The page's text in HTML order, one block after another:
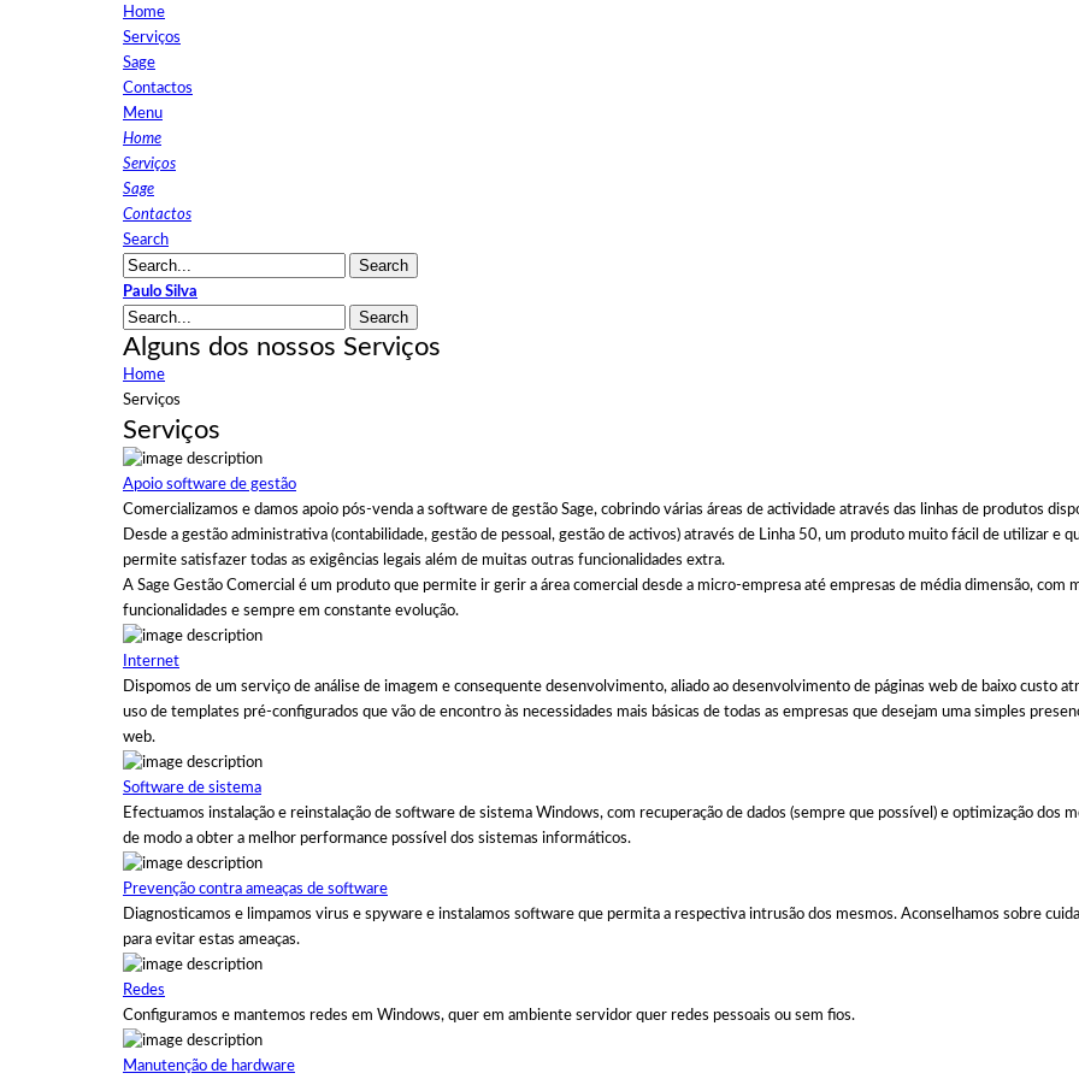
Home
Serviços
Sage
Contactos
Menu
Home
Serviços
Sage
Contactos
Search
Paulo Silva
Alguns dos nossos Serviços
Home
Serviços
Serviços
Apoio software de gestão
Comercializamos e damos apoio pós-venda a software de gestão Sage, cobrindo várias áreas de actividade através das linhas de produtos
Desde a gestão administrativa (contabilidade, gestão de pessoal, gestão de activos) através de Linha 50, um produto muito fácil de utilizar e
permite satisfazer todas as exigências legais além de muitas outras funcionalidades extra.
A Sage Gestão Comercial é um produto que permite ir gerir a área comercial desde a micro-empresa até empresas de média dimensão, com
funcionalidades e sempre em constante evolução.
Internet
Dispomos de um serviço de análise de imagem e consequente desenvolvimento, aliado ao desenvolvimento de páginas web de baixo custo
uso de templates pré-configurados que vão de encontro às necessidades mais básicas de todas as empresas que desejam uma simples
web.
Software de sistema
Efectuamos instalação e reinstalação de software de sistema Windows, com recuperação de dados (sempre que possível) e optimização dos
de modo a obter a melhor performance possível dos sistemas informáticos.
Prevenção contra ameaças de software
Diagnosticamos e limpamos virus e spyware e instalamos software que permita a respectiva intrusão dos mesmos. Aconselhamos sobre
para evitar estas ameaças.
Redes
Configuramos e mantemos redes em Windows, quer em ambiente servidor quer redes pessoais ou sem fios.
Manutenção de hardware